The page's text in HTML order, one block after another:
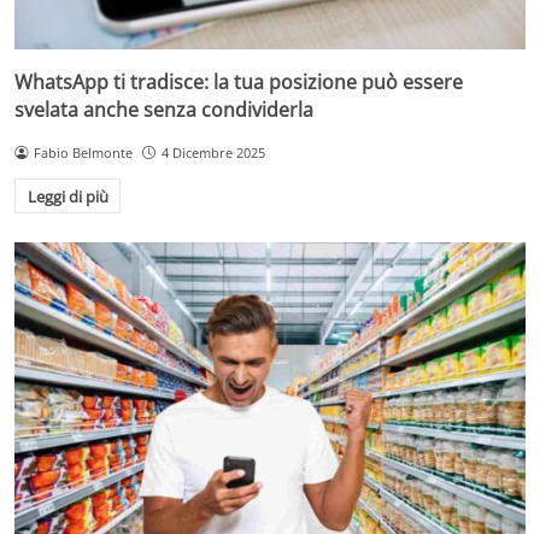
WhatsApp ti tradisce: la tua posizione può essere
svelata anche senza condividerla
Fabio Belmonte 4 Dicembre 2025
Leggi di più